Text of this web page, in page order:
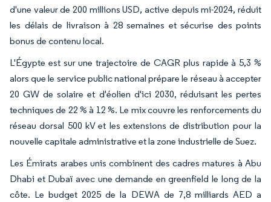
d'une valeur de 200 millions USD, active depuis mi-2024, réduit
les délais de livraison à 28 semaines et sécurise des points
bonus de contenu local.
L'Égypte est sur une trajectoire de CAGR plus rapide à 5,3 %
alors que le service public national prépare le réseau à accepter
20 GW de solaire et d'éolien d'ici 2030, réduisant les pertes
techniques de 22 % à 12 %. Le mix couvre les renforcements du
réseau dorsal 500 kV et les extensions de distribution pour la
nouvelle capitale administrative et la zone industrielle de Suez.
Les Émirats arabes unis combinent des cadres matures à Abu
Dhabi et Dubaï avec une demande en greenfield le long de la
côte. Le budget 2025 de la DEWA de 7,8 milliards AED a